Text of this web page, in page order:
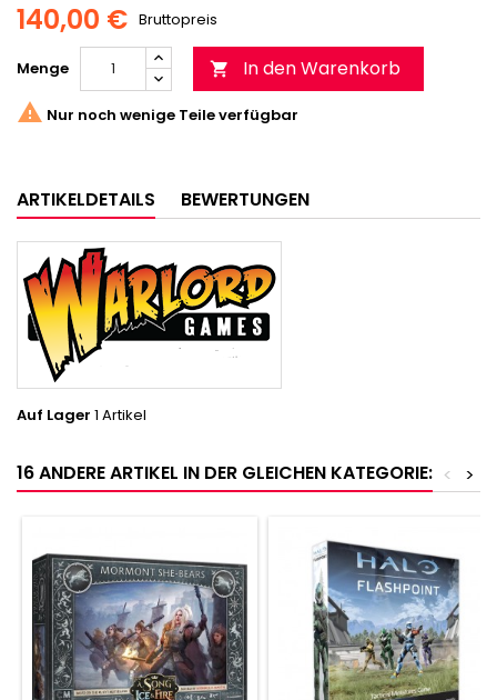
140,00 € Bruttopreis
Menge  In den Warenkorb
 Nur noch wenige Teile verfügbar
ARTIKELDETAILS BEWERTUNGEN
Auf Lager 1 Artikel
16 ANDERE ARTIKEL IN DER GLEICHEN KATEGORIE: >
<